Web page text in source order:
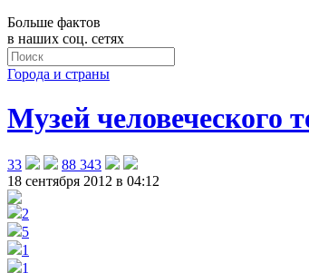
Больше фактов
в наших соц. сетях
Города и страны
Музей человеческого
33
88 343
18 сентября 2012 в 04:12
2
5
1
1